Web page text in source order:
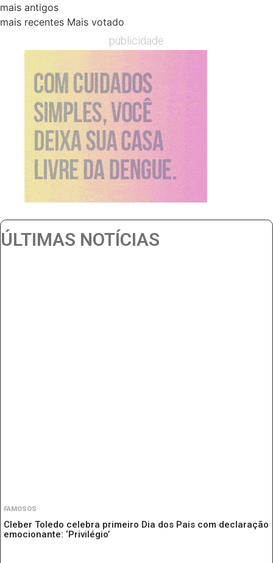
mais antigos
mais recentes Mais votado
publicidade
ÚLTIMAS NOTÍCIAS
FAMOSOS
Cleber Toledo celebra primeiro Dia dos Pais com declaração
emocionante: ‘Privilégio’